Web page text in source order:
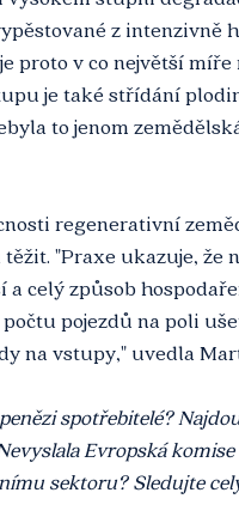
z intenzivně
proto v co největší
je také střídání
to jenom
regenerativní
"Praxe ukazuje, že
celý způsob
pojezdů na poli
na vstupy," uvedla
spotřebitelé?
Evropská
sektoru? Sledujte